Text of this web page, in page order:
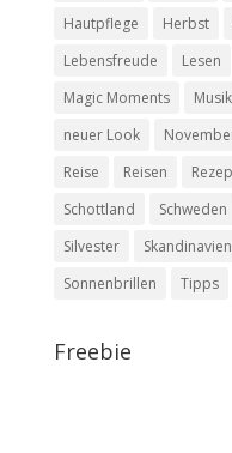
Hautpflege
Herbst
Lebensfreude
Lesen
Magic Moments
Musik
neuer Look
Reise
Reisen
Schottland
Schweden
Silvester
Skandinavien
Sonnenbrillen
Tipps
Freebie